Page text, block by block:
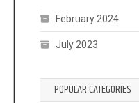
February 2024
July 2023
POPULAR CATEGORIES